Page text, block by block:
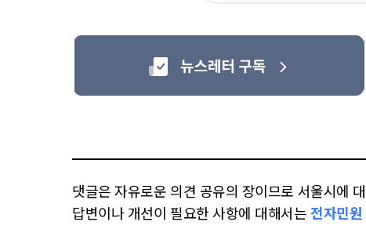
댓글은 자유로운 의견 공유의 장이므로 서울시에
답변이나 개선이 필요한 사항에 대해서는 전자민